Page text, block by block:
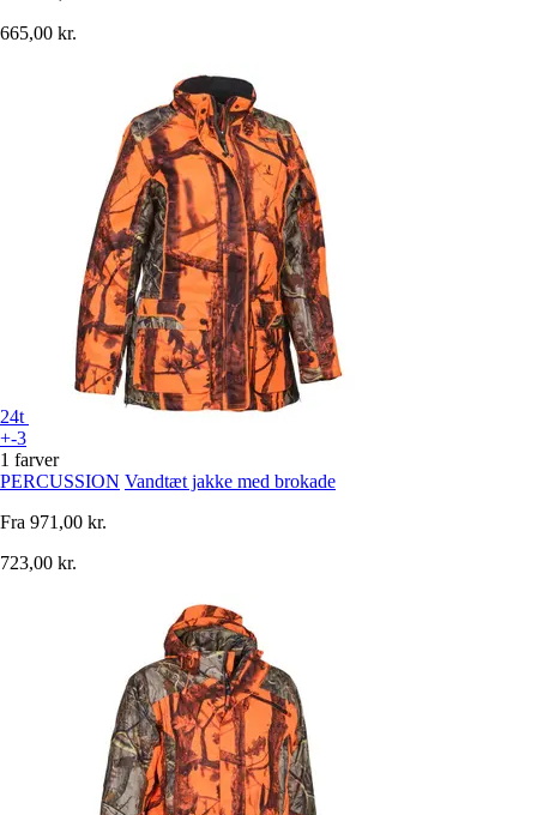
665,00 kr.
24t
+-3
1 farver
PERCUSSION Vandtæt jakke med brokade
Fra 971,00 kr.
723,00 kr.